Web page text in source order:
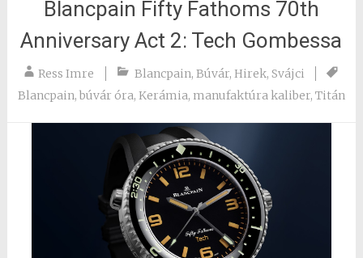
Blancpain Fifty Fathoms 70th
Anniversary Act 2: Tech Gombessa
Ress Imre Blancpain,Búvár,Hirek,Svájci
Blancpain, búvár óra, Kerámia, manufaktúra kaliber, Titán